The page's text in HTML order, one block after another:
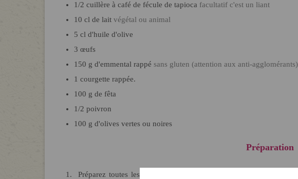
1/2 cuillère à café de fécule de tapioca facultatif c'est un liant
10 cl de lait végétal ou animal
5 cl d'huile d'olive
3 œufs
150 g d'emmental rappé sans gluten (attention aux anti-agglomérants)
1 courgette rappée.
100 g de fêta
1/2 poivron
100 g d'olives vertes ou noires
Préparation
Préparez toutes les